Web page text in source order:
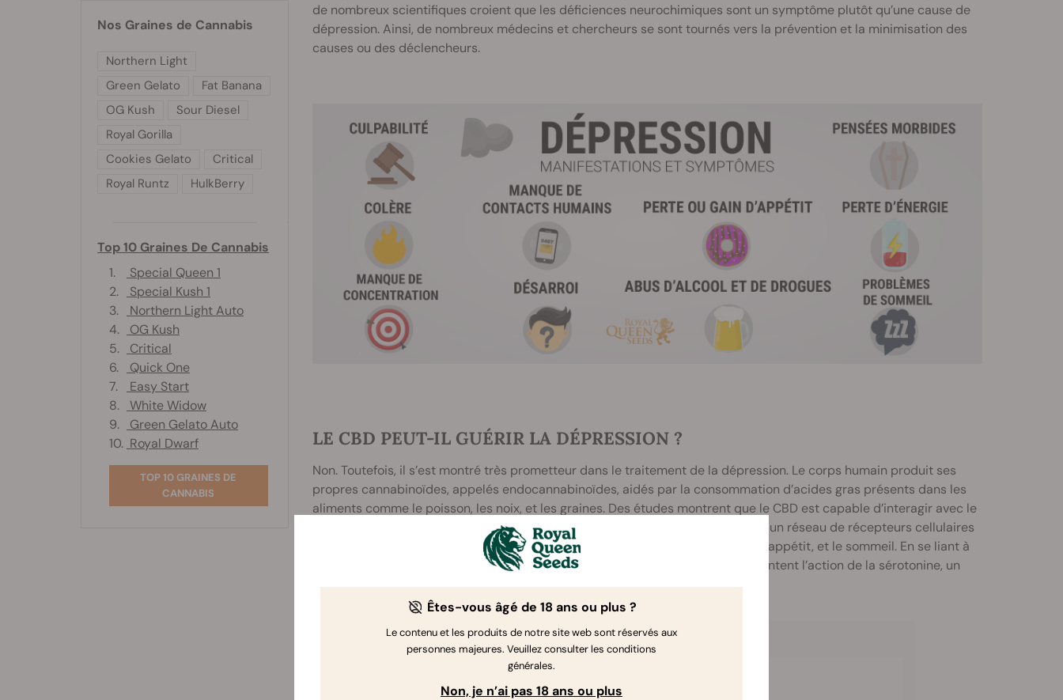
de nombreux scientifiques croient que les déficiences neurochimiques sont un symptôme plutôt qu’une cause de
dépression. Ainsi, de nombreux médecins et chercheurs se sont tournés vers la prévention et la minimisation des
causes ou des déclencheurs.
LE CBD PEUT-IL GUÉRIR LA DÉPRESSION ?
Non. Toutefois, il s’est montré très prometteur dans le traitement de la dépression. Le corps humain produit ses
propres cannabinoïdes, appelés endocannabinoïdes, aidés par la consommation d’acides gras présents dans les
aliments comme le poisson, les noix, et les graines. Des études montrent que le CBD est capable d’interagir avec le
système endocannabinoïde de l’organisme. Le système endocannabinoïde est un réseau de récepteurs cellulaires
et de molécules qui aident à réguler les fonctions humaines comme l’humeur, l’appétit, et le sommeil. En se liant à
des récepteurs spécifiques du cerveau humain, les endocannabinoïdes augmentent l’action de la sérotonine, un
neurochimique qui améliore l’humeur et soulage du stress.
Nos Graines de Cannabis
Northern Light
Green Gelato
Fat Banana
OG Kush
Sour Diesel
Royal Gorilla
Cookies Gelato
Critical
Royal Runtz
HulkBerry
Top 10 Graines De Cannabis
1.
Special Queen 1
2.
Special Kush 1
3.
Northern Light Auto
4.
OG Kush
5.
Critical
6.
Quick One
7.
Easy Start
8.
White Widow
9.
Green Gelato Auto
10. Royal Dwarf
TOP 10 GRAINES DE
CANNABIS
Êtes-vous âgé de 18 ans ou plus ?
Le contenu et les produits de notre site web sont réservés aux
personnes majeures. Veuillez consulter les conditions
générales.
Non, je n’ai pas 18 ans ou plus